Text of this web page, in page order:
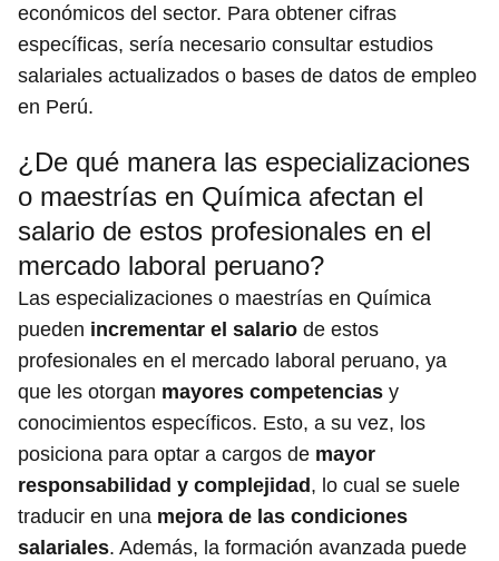
económicos del sector. Para obtener cifras
específicas, sería necesario consultar estudios
salariales actualizados o bases de datos de empleo
en Perú.
¿De qué manera las especializaciones
o maestrías en Química afectan el
salario de estos profesionales en el
mercado laboral peruano?
Las especializaciones o maestrías en Química
pueden incrementar el salario de estos
profesionales en el mercado laboral peruano, ya
que les otorgan mayores competencias y
conocimientos específicos. Esto, a su vez, los
posiciona para optar a cargos de mayor
responsabilidad y complejidad , lo cual se suele
traducir en una mejora de las condiciones
salariales. Además, la formación avanzada puede